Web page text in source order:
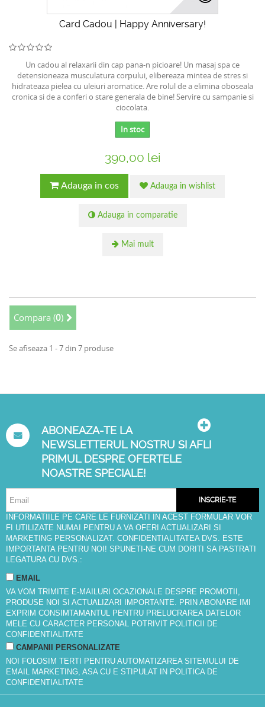
Card Cadou | Happy Anniversary!
Un cadou al relaxarii din cap pana-n picioare! Un masaj spa ce
detensioneaza musculatura corpului, elibereaza mintea de stres si
hidrateaza pielea cu uleiuri aromatice. Are rolul de a elimina oboseala
cronica si de a conferi o stare generala de bine! Servire cu sampanie si
ciocolata.
In stoc
390,00 lei
Adauga in cos Adauga in wishlist
Adauga in comparatie
Mai mult
Compara (0)
Se afiseaza 1 - 7 din 7 produse
ABONEAZA-TE LA
NEWSLETTERUL NOSTRU SI AFLI
PRIMUL DESPRE OFERTELE
NOASTRE SPECIALE!
INSCRIE-TE
INFORMATIILE PE CARE LE FURNIZATI IN ACEST FORMULAR VOR
FI UTILIZATE NUMAI PENTRU A VA OFERI ACTUALIZARI SI
MARKETING PERSONALIZAT. CONFIDENTIALITATEA DVS. ESTE
IMPORTANTA PENTRU NOI! SPUNETI-NE CUM DORITI SA PASTRATI
LEGATURA CU DVS.:
EMAIL
VA VOM TRIMITE E-MAILURI OCAZIONALE DESPRE PROMOTII,
PRODUSE NOI SI ACTUALIZARI IMPORTANTE. PRIN ABONARE IMI
EXPRIM CONSIMTAMANTUL PENTRU PRELUCRAREA DATELOR
MELE CU CARACTER PERSONAL POTRIVIT POLITICII DE
CONFIDENTIALITATE
CAMPANII PERSONALIZATE
NOI FOLOSIM TERTI PENTRU AUTOMATIZAREA SITEMULUI DE
EMAIL MARKETING, ASA CU E STIPULAT IN POLITICA DE
CONFIDENTIALITATE